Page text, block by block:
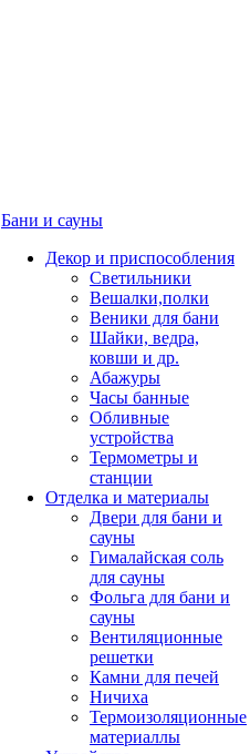
Бани и сауны
Декор и приспособления
Светильники
Вешалки,полки
Веники для бани
Шайки, ведра,
ковши и др.
Абажуры
Часы банные
Обливные
устройства
Термометры и
станции
Отделка и материалы
Двери для бани и
сауны
Гималайская соль
для сауны
Фольга для бани и
сауны
Вентиляционные
решетки
Камни для печей
Ничиха
Термоизоляционные
материаллы